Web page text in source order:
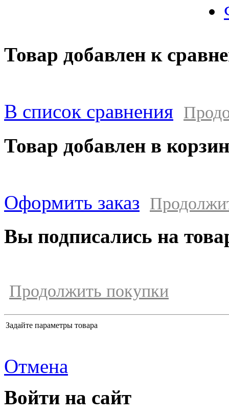
Товар добавлен к
В список сравнения
Товар добавлен в
Оформить заказ
Вы подписались на
Продолжить покупки
Задайте параметры товара
Отмена
Войти на сайт